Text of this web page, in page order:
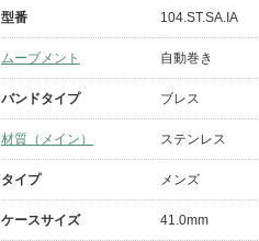
型番 104.ST.SA.IA
ムーブメント 自動巻き
バンドタイプ ブレス
材質（メイン） ステンレス
タイプ メンズ
ケースサイズ 41.0mm